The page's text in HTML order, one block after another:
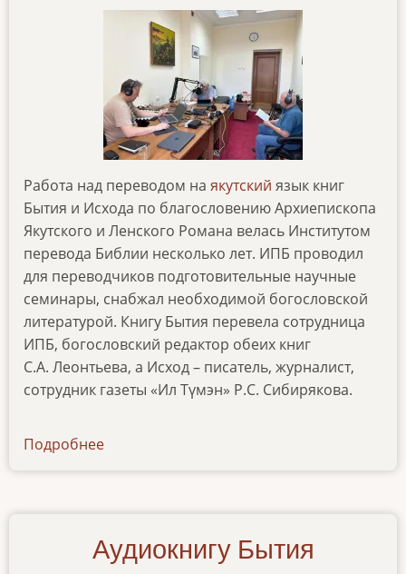
Работа над переводом на якутский язык книг
Бытия и Исхода по благословению Архиепископа
Якутского и Ленского Романа велась Институтом
перевода Библии несколько лет. ИПБ проводил
для переводчиков подготовительные научные
семинары, снабжал необходимой богословской
литературой. Книгу Бытия перевела сотрудница
ИПБ, богословский редактор обеих книг
С.А. Леонтьева, а Исход – писатель, журналист,
сотрудник газеты «Ил Түмэн» Р.С. Сибирякова.
Подробнее
Аудиокнигу Бытия